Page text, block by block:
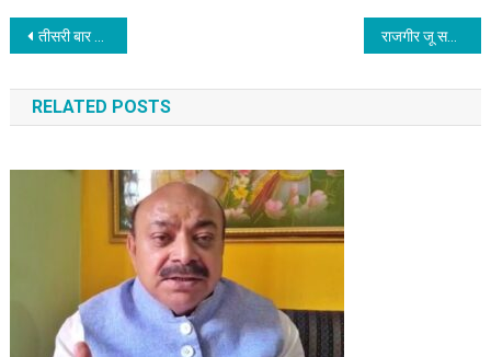
Post
navigation
तीसरी बार कान्स फिल्म फेस्टिवल में भारतीय सिनेमा का जलवा दिखाने को तैयार इम्पा राजगीर जू सफारी एवं नेचर सफारी को मेंटेन रखें, पर्यटकों की सुविधाओं का ख्याल रखें मुख्यमंत्री
RELATED POSTS